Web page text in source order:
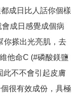
成日比人話你個樣
成日感覺成個病
你搽出光亮肌，去
他命C (#磷酸鎂鹽
此不不會引起皮膚
很有效成份，具極